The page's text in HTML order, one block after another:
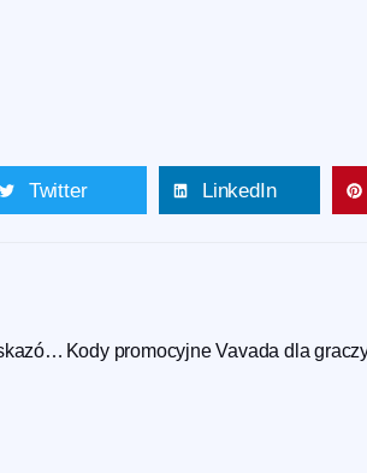
Twitter LinkedIn
Przewodnik po Vavada z nowościami i wskazówkami